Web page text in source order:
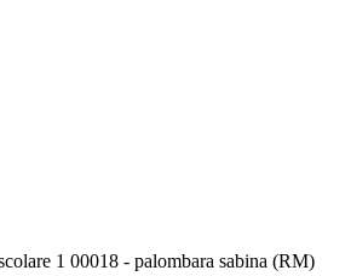
1 00018 - palombara sabina (RM)